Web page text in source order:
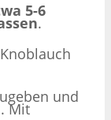
5-6
.
und
Mit